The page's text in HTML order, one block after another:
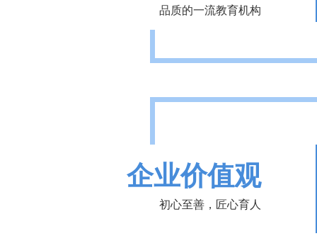
品质的一流教育机构
企业价值观
初心至善，匠心育人